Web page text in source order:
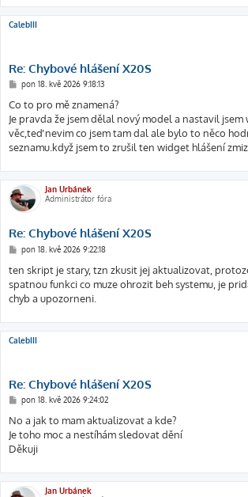
k
CalebIII
Re: Chybové hlášení X20S
P
í
s
p
ě
v
e
pon 18. kvě 2026 9:18:13
Co to pro mě znamená?
Je pravda že jsem dělal nový model a nastavil
věc,teď nevim co jsem tam dal ale bylo to něco
seznamu.když jsem to zrušil ten widget hlášení
Jan Urbánek
Administrátor fóra
Re: Chybové hlášení X20S
P
í
s
p
ě
v
k
pon 18. kvě 2026 9:22:18
ten skript je stary, tzn zkusit jej aktualizovat,
spatnou funkci co muze ohrozit beh systemu, je
chyb a upozorneni.
CalebIII
Re: Chybové hlášení X20S
P
í
s
p
ě
v
k
pon 18. kvě 2026 9:24:02
No a jak to mam aktualizovat a kde?
Je toho moc a nestíhám sledovat dění
Děkuji
Jan Urbánek